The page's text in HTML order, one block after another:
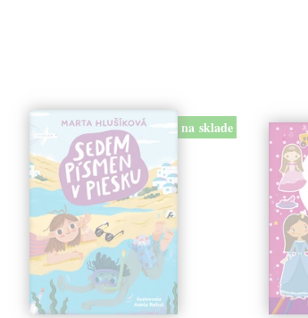
na sklade